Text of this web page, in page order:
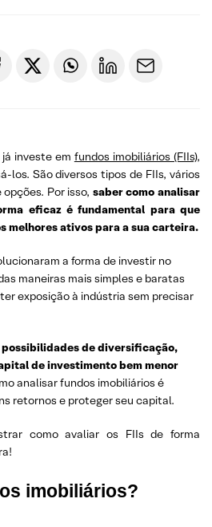
investe em fundos imobiliários (FIIs),
los. São diversos tipos de FIIs, vários
Por isso, saber como analisar
eficaz é fundamental para que
melhores ativos para a sua carteira.
a forma de investir no
maneiras mais simples e baratas
exposição à indústria sem precisar
possibilidades de diversificação,
de investimento bem menor
analisar fundos imobiliários é
retornos e proteger seu capital.
como avaliar os FIIs de forma
imobiliários?